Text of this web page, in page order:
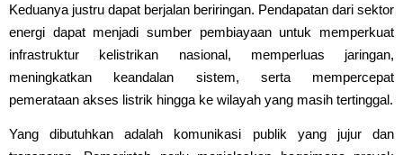
Keduanya justru dapat berjalan beriringan. Pendapatan dari sektor
energi dapat menjadi sumber pembiayaan untuk memperkuat
infrastruktur kelistrikan nasional, memperluas jaringan,
meningkatkan keandalan sistem, serta mempercepat
pemerataan akses listrik hingga ke wilayah yang masih tertinggal.
Yang dibutuhkan adalah komunikasi publik yang jujur dan